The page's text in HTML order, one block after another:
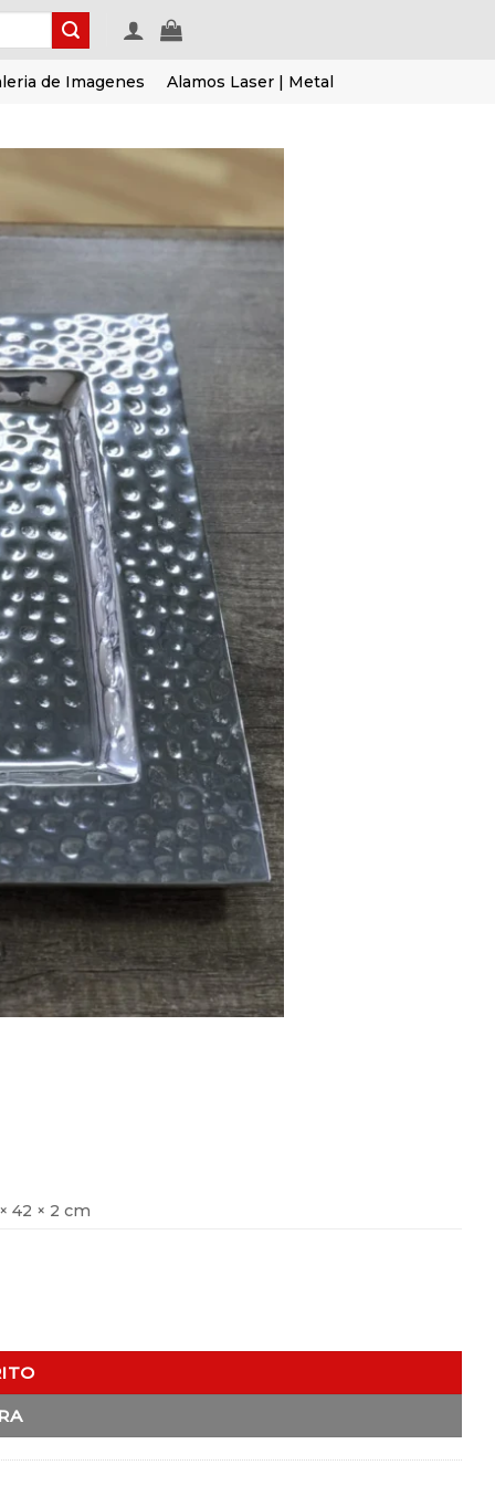
de Imagenes Alamos Laser | Metal
Añadir
a la
42 × 2 cm